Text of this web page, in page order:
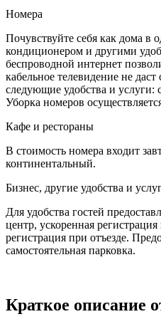
Номера
Почувствуйте себя как дома в
кондиционером и другими
беспроводной интернет
кабельное телевидение не
следующие удобства и
Уборка номеров
Кафе и рестораны
В стоимость номера входит
континентальный.
Бизнес, другие удобства и
Для удобства гостей
центр, ускоренная
регистрация при отъезде.
самостоятельная парковка.
Краткое описание